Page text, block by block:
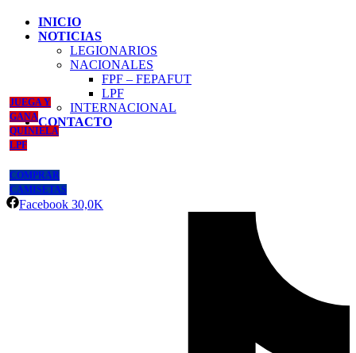
INICIO
NOTICIAS
LEGIONARIOS
NACIONALES
FPF – FEPAFUT
LPF
INTERNACIONAL
CONTACTO
JUEGA Y
GANA
QUINIELA
LPF
COMPRAR
CAMISETAS
Facebook 30,0K